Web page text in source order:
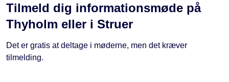
Tilmeld dig informationsmøde på
Thyholm eller i Struer
Det er gratis at deltage i møderne, men det kræver
tilmelding.